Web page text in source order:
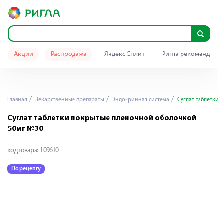
Акции Распродажа Яндекс Сплит Ригла
Главная Лекарственные препараты Эндокринная система Суглат
Суглат таблетки покрытые пленочной оболочкой
50мг №30
код товара: 109610
По рецепту